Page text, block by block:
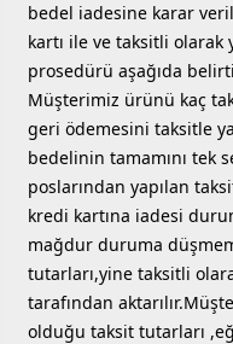
bedel iadesine karar
kartı ile ve taksitli olarak
prosedürü aşağıda
Müşterimiz ürünü kaç
geri ödemesini taksitle
bedelinin tamamını tek
poslarından yapılan
kredi kartına iadesi
mağdur duruma
tutarları,yine taksitli
tarafından
olduğu taksit tutarları